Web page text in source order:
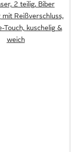
2 teilig, Biber
mit Reißverschluss,
Touch, kuschelig &
weich